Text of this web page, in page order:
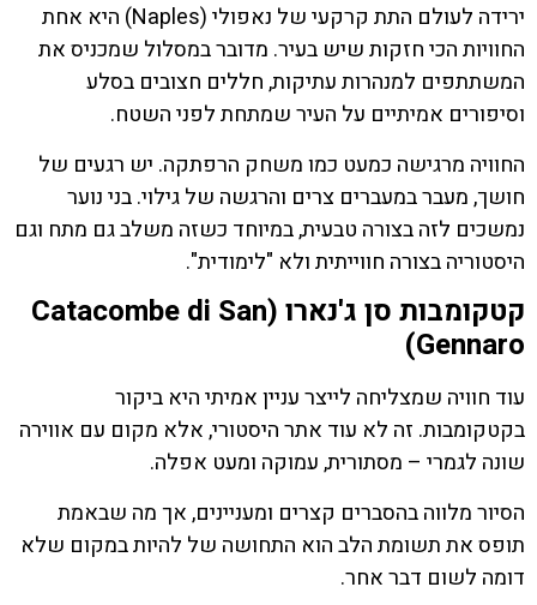
ירידה לעולם התת קרקעי של נאפולי (Naples) היא אחת
החוויות הכי חזקות שיש בעיר. מדובר במסלול שמכניס את
המשתתפים למנהרות עתיקות, חללים חצובים בסלע
וסיפורים אמיתיים על העיר שמתחת לפני השטח.
החוויה מרגישה כמעט כמו משחק הרפתקה. יש רגעים של
חושך, מעבר במעברים צרים והרגשה של גילוי. בני נוער
נמשכים לזה בצורה טבעית, במיוחד כשזה משלב גם מתח וגם
היסטוריה בצורה חווייתית ולא "לימודית".
קטקומבות סן ג'נארו (Catacombe di San
Gennaro)
עוד חוויה שמצליחה לייצר עניין אמיתי היא ביקור
בקטקומבות. זה לא עוד אתר היסטורי, אלא מקום עם אווירה
שונה לגמרי – מסתורית, עמוקה ומעט אפלה.
הסיור מלווה בהסברים קצרים ומעניינים, אך מה שבאמת
תופס את תשומת הלב הוא התחושה של להיות במקום שלא
דומה לשום דבר אחר.